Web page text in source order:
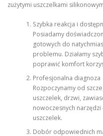
zużytymi uszczelkami
Szybka reakcja i
Posiadamy
gotowych do
problemu. Działamy
poprawić komfort
Profesjonalna diagnoza
Rozpoczynamy od
uszczelek, drzwi,
nowoczesnych
uszczelek.
Dobór odpowiednich